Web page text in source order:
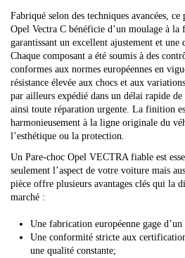
Fabriqué selon des techniques avancées,
Opel Vectra C bénéficie d’un moulage à la
garantissant un excellent ajustement et une
Chaque composant a été soumis à des
conformes aux normes européennes en
résistance élevée aux chocs et aux
par ailleurs expédié dans un délai rapide
ainsi toute réparation urgente. La finition
harmonieusement à la ligne originale du
l’esthétique ou la protection.
Un Pare-choc Opel VECTRA fiable est
seulement l’aspect de votre voiture mais
pièce offre plusieurs avantages clés qui la
marché :
Une fabrication européenne gage
Une conformité stricte aux
une qualité constante;